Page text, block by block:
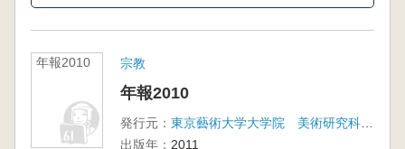
年報2010 宗教
年報2010
発行元：
東京藝術大学大学院 美術研究科 文化財保存学専攻 保存修復彫刻教室
出版年： 2011